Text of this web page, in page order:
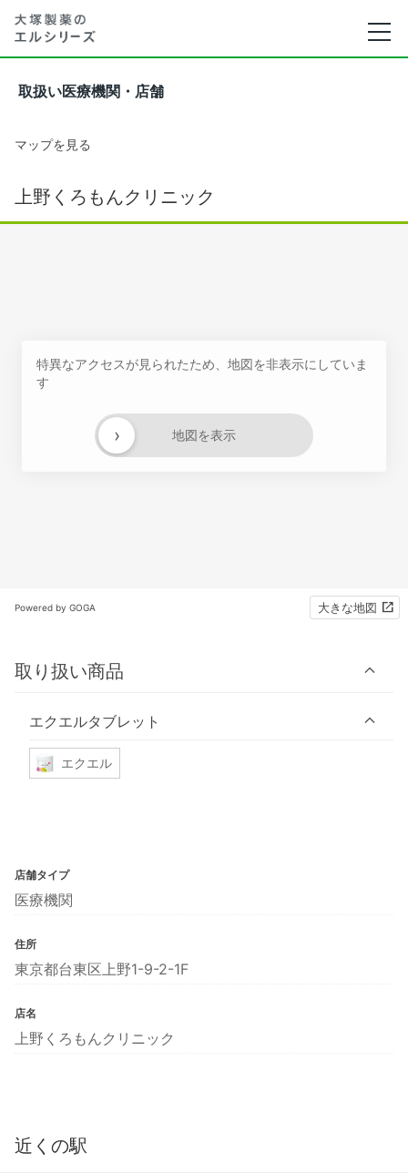
取扱い医療機関・店舗
マップを見る
上野くろもんクリニック
特異なアクセスが見られたため、地図を非表示にしていま
す
地図を表示
›
Powered by GOGA 大きな地図
取り扱い商品
エクエルタブレット
エクエル
店舗タイプ
医療機関
住所
東京都台東区上野1-9-2-1F
店名
上野くろもんクリニック
近くの駅